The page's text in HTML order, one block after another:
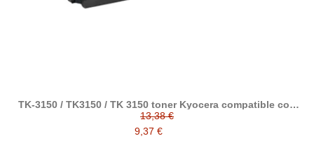
TK-3150 / TK3150 / TK 3150 toner Kyocera compatible con
1T02NX0NL
13,38 €
9,37 €